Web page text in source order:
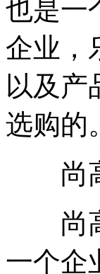
也是一
企业，
以及产
选购的。
尚高
尚高
一个企